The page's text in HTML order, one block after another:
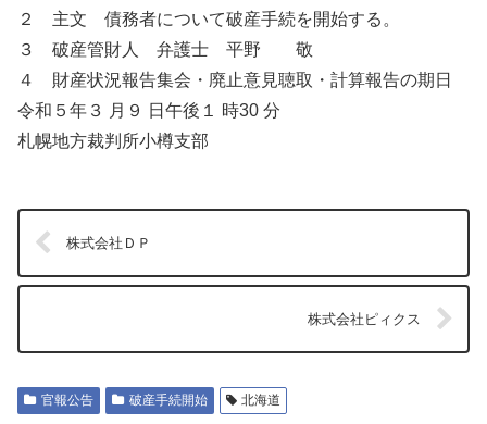
２ 主文 債務者について破産手続を開始する。
３ 破産管財人 弁護士 平野 敬
４ 財産状況報告集会・廃止意見聴取・計算報告の期日
令和５年３ 月９ 日午後１ 時30 分
札幌地方裁判所小樽支部
株式会社ＤＰ
株式会社ピィクス
官報公告 破産手続開始 北海道